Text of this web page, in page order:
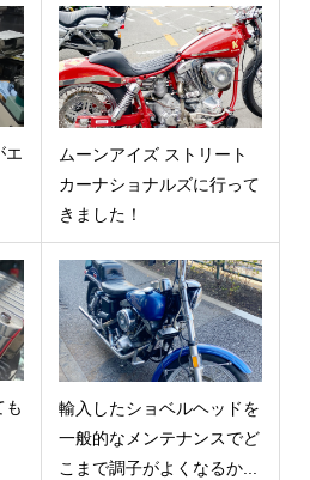
エ
ムーンアイズ ストリート
カーナショナルズに行って
きました！
も
輸入したショベルヘッドを
一般的なメンテナンスでど
こまで調子がよくなるか...